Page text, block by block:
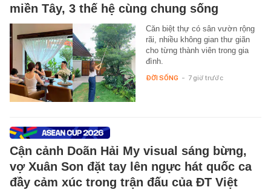
miền Tây, 3 thế hệ cùng chung sống
Căn biệt thự có sân vườn rộng
rãi, nhiều không gian thư giãn
cho từng thành viên trong gia
đình.
ĐỜI SỐNG - 7 giờ trước
Cận cảnh Doãn Hải My visual sáng bừng,
vợ Xuân Son đặt tay lên ngực hát quốc ca
đầy cảm xúc trong trận đấu của ĐT Việt